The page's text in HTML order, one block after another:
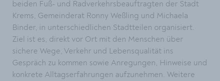
beiden Fuß- und Radverkehrsbeauftragten der Stadt
Krems, Gemeinderat Ronny Weßling und Michaela
Binder, in unterschiedlichen Stadtteilen organisiert.
Ziel ist es, direkt vor Ort mit den Menschen über
sichere Wege, Verkehr und Lebensqualität ins
Gespräch zu kommen sowie Anregungen, Hinweise und
konkrete Alltagserfahrungen aufzunehmen. Weitere